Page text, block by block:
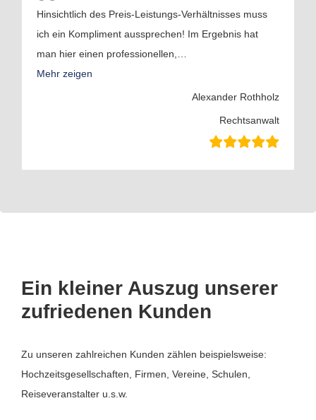
Hinsichtlich des Preis-Leistungs-Verhältnisses muss
ich ein Kompliment aussprechen! Im Ergebnis hat
man hier einen professionellen,…
Mehr zeigen
Alexander Rothholz
Rechtsanwalt
Ein kleiner Auszug unserer
zufriedenen Kunden
Zu unseren zahlreichen Kunden zählen beispielsweise:
Hochzeitsgesellschaften, Firmen, Vereine, Schulen,
Reiseveranstalter u.s.w.